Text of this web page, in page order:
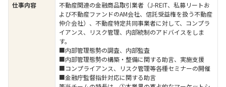
仕事内容
不動産関連の金融商品取引業者（J-REIT、私募リートお
よび不動産ファンドのAM会社、信託受益権を扱う不動産
仲介会社）、不動産特定共同事業者に対して、コンプラ
イアンス、リスク管理、内部統制のアドバイスをしま
す。
■内部管理態勢の調査、内部監査
■内部管理態勢の構築・整備に関する助言、実施支援
■コンプライアンス、リスク管理等各種セミナーの開催
■金融庁監督指針対応に関する助言